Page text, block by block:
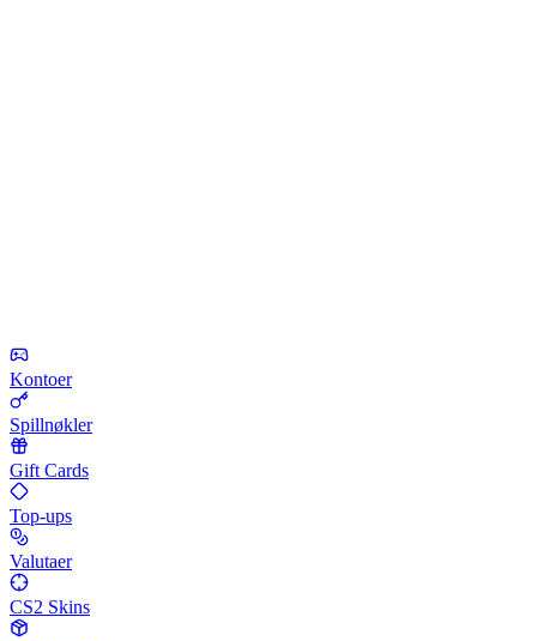
Kontoer
Spillnøkler
Gift Cards
Top-ups
Valutaer
CS2 Skins